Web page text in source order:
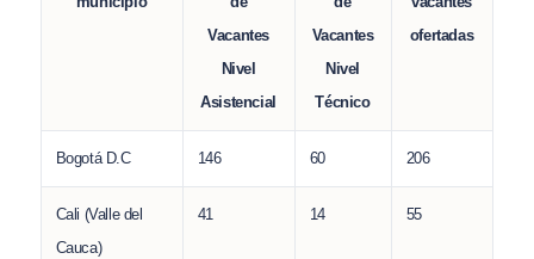
Vacantes
Nivel
Asistencial
Vacantes
Nivel
Técnico
ofertadas
Bogotá D.C 146 60 206
Cali (Valle del
Cauca)
41 14 55